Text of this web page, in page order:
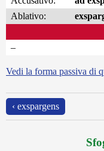
Ablativo:
–
Vedi la forma passiva di
‹ exspargens